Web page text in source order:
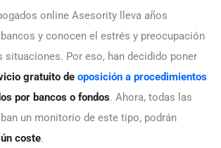
online Asesority lleva años
y conocen el estrés y preocupación
situaciones. Por eso, han decidido poner
gratuito de oposición a procedimientos
por bancos o fondos. Ahora, todas las
un monitorio de este tipo, podrán
coste.